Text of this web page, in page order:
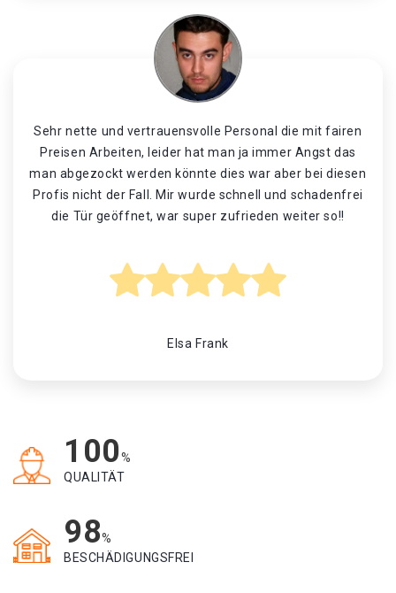
Sehr nette und vertrauensvolle Personal die mit fairen
Preisen Arbeiten, leider hat man ja immer Angst das
man abgezockt werden könnte dies war aber bei diesen
Profis nicht der Fall. Mir wurde schnell und schadenfrei
die Tür geöffnet, war super zufrieden weiter so!!
Elsa Frank
100%
QUALITÄT
98%
BESCHÄDIGUNGSFREI